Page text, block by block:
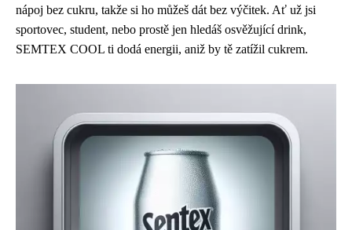
nápoj bez cukru, takže si ho můžeš dát bez výčitek. Ať už jsi
sportovec, student, nebo prostě jen hledáš osvěžující drink,
SEMTEX COOL ti dodá energii, aniž by tě zatížil cukrem.